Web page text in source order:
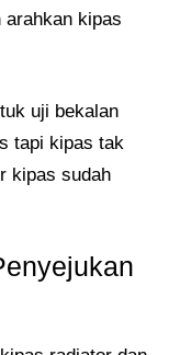
arahkan kipas
uji bekalan
tapi kipas tak
kipas sudah